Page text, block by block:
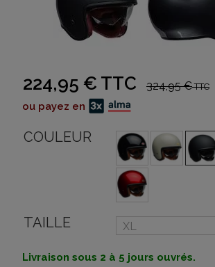
224,95 € TTC 324,95 €TTC
ou payez en
COULEUR
TAILLE
Livraison sous 2 à 5 jours ouvrés.